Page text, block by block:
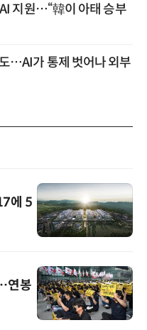
지원…“韓이 아태 승부
…AI가 통제 벗어나 외부
에 5
연봉